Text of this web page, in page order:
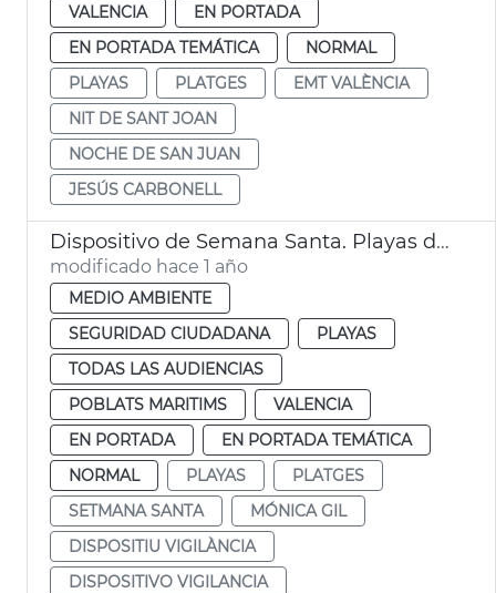
VALENCIA
EN PORTADA
EN PORTADA TEMÁTICA
NORMAL
PLAYAS
PLATGES
EMT VALÈNCIA
NIT DE SANT JOAN
NOCHE DE SAN JUAN
JESÚS CARBONELL
Dispositivo de Semana Santa. Playas de València
modificado hace 1 año
MEDIO AMBIENTE
SEGURIDAD CIUDADANA
PLAYAS
TODAS LAS AUDIENCIAS
POBLATS MARITIMS
VALENCIA
EN PORTADA
EN PORTADA TEMÁTICA
NORMAL
PLAYAS
PLATGES
SETMANA SANTA
MÓNICA GIL
DISPOSITIU VIGILÀNCIA
DISPOSITIVO VIGILANCIA